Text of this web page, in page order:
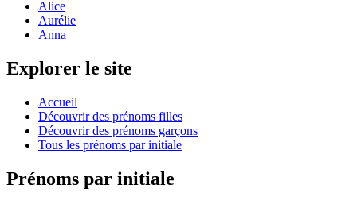
Alice
Aurélie
Anna
Explorer le site
Accueil
Découvrir des prénoms filles
Découvrir des prénoms garçons
Tous les prénoms par initiale
Prénoms par initiale